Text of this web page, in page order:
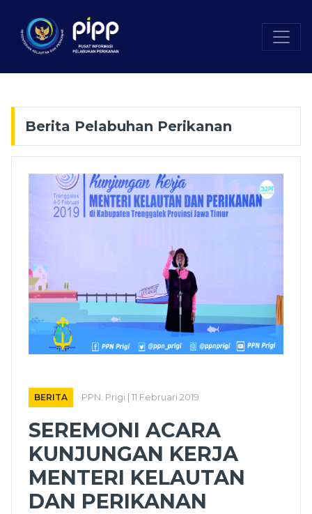
Berita Pelabuhan Perikanan
BERITA PPN. Prigi | 11 Februari 2019
SEREMONI ACARA
KUNJUNGAN KERJA
MENTERI KELAUTAN
DAN PERIKANAN